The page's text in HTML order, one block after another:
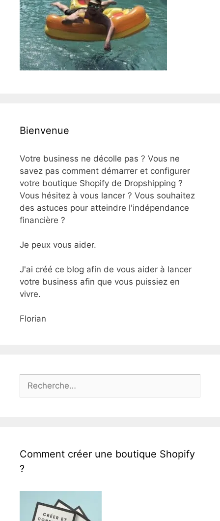
Bienvenue
Votre business ne décolle pas ? Vous ne
savez pas comment démarrer et configurer
votre boutique Shopify de Dropshipping ?
Vous hésitez à vous lancer ? Vous souhaitez
des astuces pour atteindre l'indépendance
financière ?
Je peux vous aider.
J'ai créé ce blog afin de vous aider à lancer
votre business afin que vous puissiez en
vivre.
Florian
Rechercher :
Comment créer une boutique Shopify
?